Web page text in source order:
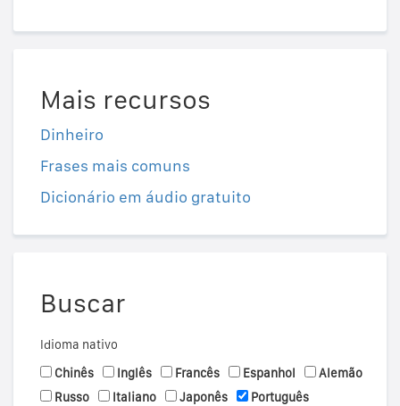
Mais recursos
Dinheiro
Frases mais comuns
Dicionário em áudio gratuito
Buscar
Idioma nativo
Chinês
Inglês Francês Espanhol
Alemão
Russo
Italiano Japonês
Português